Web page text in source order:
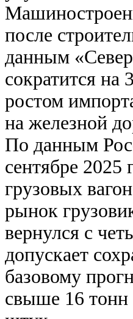
после
данным
сократится на
ростом
на железной
По данным
сентябре 2025
грузовых
рынок
вернулся с
допускает
базовому
свыше 16 тонн